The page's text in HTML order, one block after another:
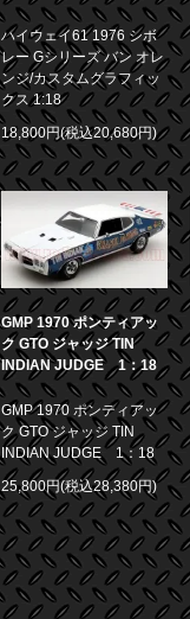
ハイウェイ61 1976 シボ
レー Gシリーズ バン オレ
ンジ/カスタムグラフィッ
クス 1:18
18,800円(税込20,680円)
GMP 1970 ポンティアッ
ク GTO ジャッジ TIN
INDIAN JUDGE 1：18
GMP 1970 ポンティアッ
ク GTO ジャッジ TIN
INDIAN JUDGE 1：18
25,800円(税込28,380円)